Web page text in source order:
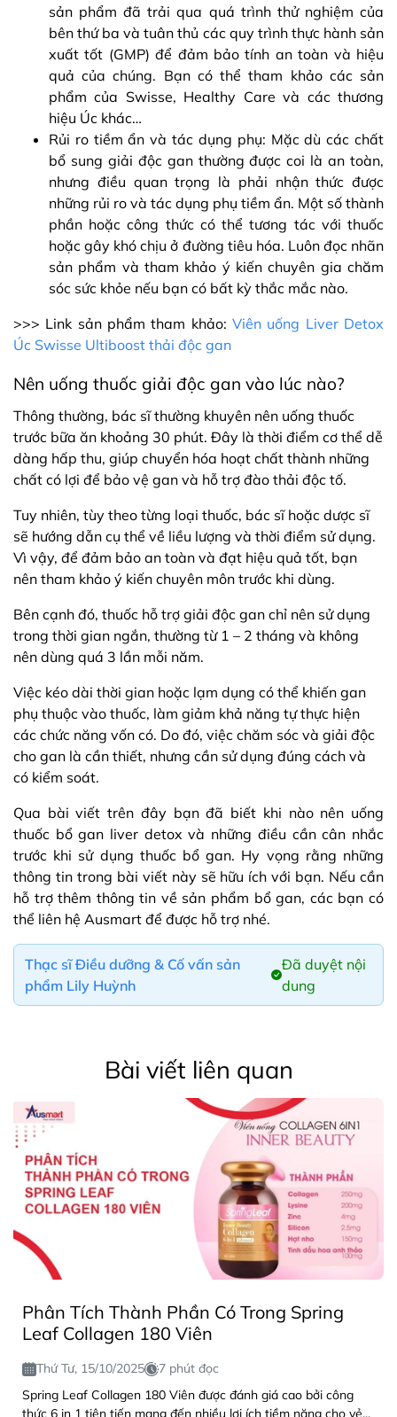
sản phẩm đã trải qua quá trình thử nghiệm của
bên thứ ba và tuân thủ các quy trình thực hành sản
xuất tốt (GMP) để đảm bảo tính an toàn và hiệu
quả của chúng. Bạn có thể tham khảo các sản
phẩm của Swisse, Healthy Care và các thương
hiệu Úc khác…
Rủi ro tiềm ẩn và tác dụng phụ: Mặc dù các chất
bổ sung giải độc gan thường được coi là an toàn,
nhưng điều quan trọng là phải nhận thức được
những rủi ro và tác dụng phụ tiềm ẩn. Một số thành
phần hoặc công thức có thể tương tác với thuốc
hoặc gây khó chịu ở đường tiêu hóa. Luôn đọc nhãn
sản phẩm và tham khảo ý kiến ​​​​chuyên gia chăm
sóc sức khỏe nếu bạn có bất kỳ thắc mắc nào.
>>> Link sản phẩm tham khảo: Viên uống Liver Detox
Úc Swisse Ultiboost thải độc gan
Nên uống thuốc giải độc gan vào lúc nào?
Thông thường, bác sĩ thường khuyên nên uống thuốc
trước bữa ăn khoảng 30 phút. Đây là thời điểm cơ thể dễ
dàng hấp thu, giúp chuyển hóa hoạt chất thành những
chất có lợi để bảo vệ gan và hỗ trợ đào thải độc tố.
Tuy nhiên, tùy theo từng loại thuốc, bác sĩ hoặc dược sĩ
sẽ hướng dẫn cụ thể về liều lượng và thời điểm sử dụng.
Vì vậy, để đảm bảo an toàn và đạt hiệu quả tốt, bạn
nên tham khảo ý kiến chuyên môn trước khi dùng.
Bên cạnh đó, thuốc hỗ trợ giải độc gan chỉ nên sử dụng
trong thời gian ngắn, thường từ 1 – 2 tháng và không
nên dùng quá 3 lần mỗi năm.
Việc kéo dài thời gian hoặc lạm dụng có thể khiến gan
phụ thuộc vào thuốc, làm giảm khả năng tự thực hiện
các chức năng vốn có. Do đó, việc chăm sóc và giải độc
cho gan là cần thiết, nhưng cần sử dụng đúng cách và
có kiểm soát.
Qua bài viết trên đây bạn đã biết khi nào nên uống
thuốc bổ gan liver detox và những điều cần cân nhắc
trước khi sử dụng thuốc bổ gan. Hy vọng rằng những
thông tin trong bài viết này sẽ hữu ích với bạn. Nếu cần
hỗ trợ thêm thông tin về sản phẩm bổ gan, các bạn có
thể liên hệ Ausmart để được hỗ trợ nhé.
Thạc sĩ Điều dưỡng & Cố vấn sản
phẩm Lily Huỳnh
Đã duyệt nội
dung
Bài viết liên quan
Phân Tích Thành Phần Có Trong Spring
Leaf Collagen 180 Viên
Thứ Tư, 15/10/2025
7 phút đọc
Spring Leaf Collagen 180 Viên được đánh giá cao bởi công
thức 6 in 1 tiên tiến mang đến nhiều lợi ích tiềm năng cho vẻ...